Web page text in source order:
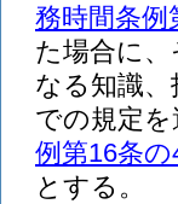
務時間条例
た場合に
なる知識
での規定
例第16条の
とする。